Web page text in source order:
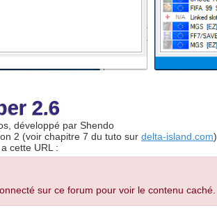
2.6
développé par Shendo
2 (voir chapitre 7 du tuto sur delta-island.com)
cette URL :
sur ce forum pour voir le contenu caché.